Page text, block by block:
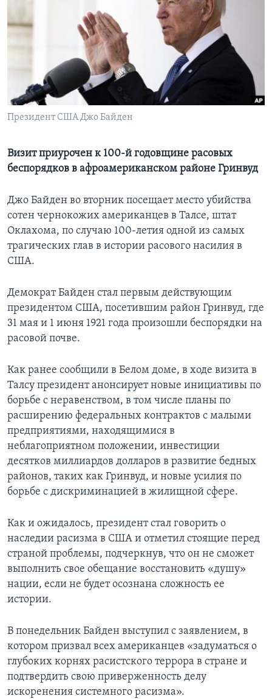
Learning English
Президент США Джо Байден
Визит приурочен к 100-й годовщине расовых
беспорядков в афроамериканском районе Гринвуд
Джо Байден во вторник посещает место убийства
сотен чернокожих американцев в Талсе, штат
Оклахома, по случаю 100-летия одной из самых
трагических глав в истории расового насилия в
США.
Демократ Байден стал первым действующим
президентом США, посетившим район Гринвуд, где
31 мая и 1 июня 1921 года произошли беспорядки на
расовой почве.
Как ранее сообщили в Белом доме, в ходе визита в
Талсу президент анонсирует новые инициативы по
борьбе с неравенством, в том числе планы по
расширению федеральных контрактов с малыми
предприятиями, находящимися в
неблагоприятном положении, инвестиции
десятков миллиардов долларов в развитие бедных
районов, таких как Гринвуд, и новые усилия по
борьбе с дискриминацией в жилищной сфере.
Как и ожидалось, президент стал говорить о
наследии расизма в США и отметил стоящие перед
страной проблемы, подчеркнув, что он не сможет
выполнить свое обещание восстановить «душу»
нации, если не будет осознана сложность ее
истории.
В понедельник Байден выступил с заявлением, в
котором призвал всех американцев «задуматься о
глубоких корнях расистского террора в стране и
подтвердить свою приверженность делу
искоренения системного расизма».